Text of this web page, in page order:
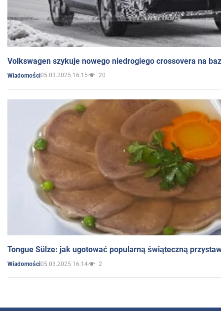
Volkswagen szykuje nowego niedrogiego crossovera na
Wiadomości05.03.2025 16:15 20
Tongue Sülze: jak ugotować popularną świąteczną
Wiadomości05.03.2025 16:14 2